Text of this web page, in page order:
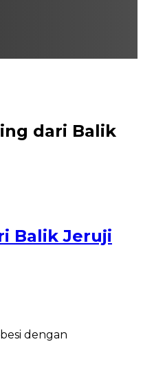
dari Balik
Balik Jeruji
dengan